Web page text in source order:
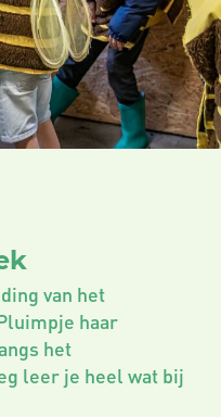
van het
haar
het
leer je heel wat bij